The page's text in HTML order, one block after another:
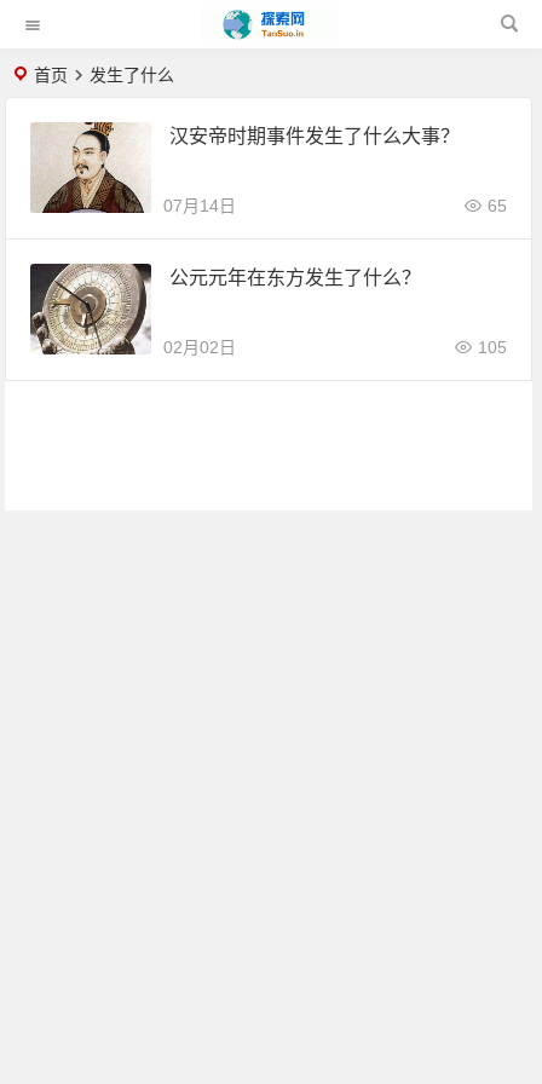
首页 发生了什么
汉安帝时期事件发生了什么大事？
07月14日 65
公元元年在东方发生了什么？
02月02日 105